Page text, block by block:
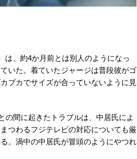
は、約4か月前とは別人のようになっ
いた。着ていたジャージは普段彼がゴ
ブカでサイズが合っていないように見
の間に起きたトラブルは、中居氏によ
つわるフジテレビの対応についても厳
。渦中の中居氏が冒頭のようにやつれ